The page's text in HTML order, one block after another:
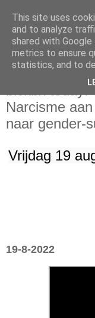
zondag 21
blckbx today:
Narcisme
naar gender-
Vrijdag 19
19-8-2022
This site uses
and to analyze
shared with
metrics to ensure
statistics, and to